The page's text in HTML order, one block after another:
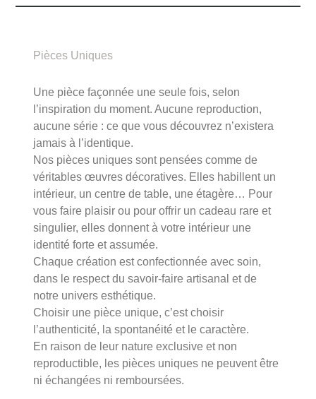
Pièces Uniques
Une pièce façonnée une seule fois, selon
l’inspiration du moment. Aucune reproduction,
aucune série : ce que vous découvrez n’existera
jamais à l’identique.
Nos pièces uniques sont pensées comme de
véritables œuvres décoratives. Elles habillent un
intérieur, un centre de table, une étagère… Pour
vous faire plaisir ou pour offrir un cadeau rare et
singulier, elles donnent à votre intérieur une
identité forte et assumée.
Chaque création est confectionnée avec soin,
dans le respect du savoir-faire artisanal et de
notre univers esthétique.
Choisir une pièce unique, c’est choisir
l’authenticité, la spontanéité et le caractère.
En raison de leur nature exclusive et non
reproductible, les pièces uniques ne peuvent être
ni échangées ni remboursées.